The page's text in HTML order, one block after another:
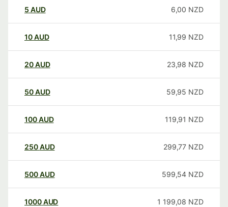
5 AUD 6,00 NZD
10AUD 11,99 NZD
20AUD 23,98 NZD
50AUD 59,95 NZD
100AUD 119,91 NZD
250AUD 299,77 NZD
500AUD 599,54 NZD
1000AUD 1 199,08 NZD